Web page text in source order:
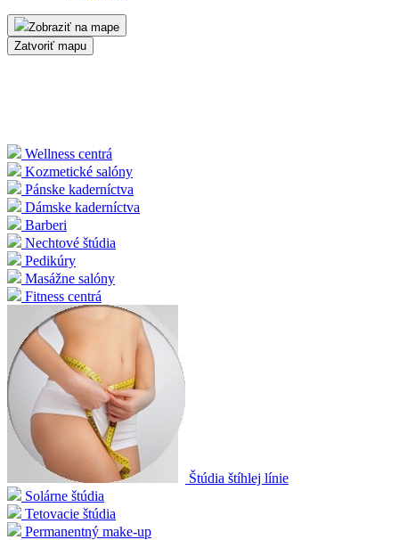
Zobraziť na mape
Zatvoriť mapu
Wellness centrá
Kozmetické salóny
Pánske kaderníctva
Dámske kaderníctva
Barberi
Nechtové štúdia
Pedikúry
Masážne salóny
Fitness centrá
Štúdia štíhlej línie
Solárne štúdia
Tetovacie štúdia
Permanentný make-up